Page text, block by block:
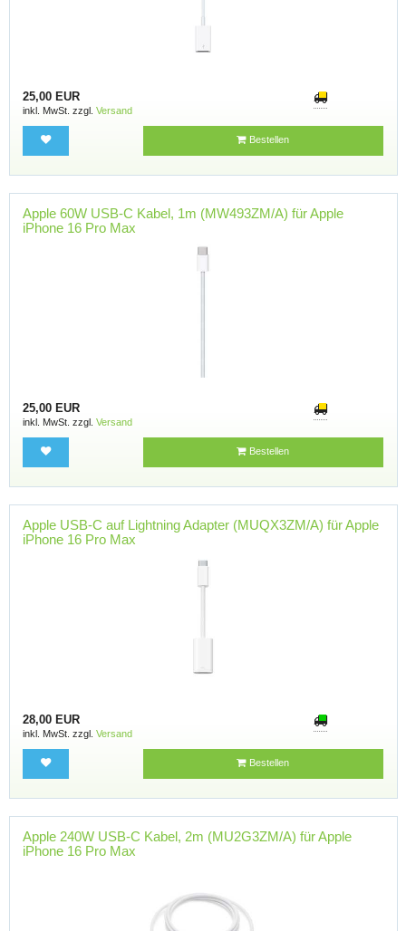
25,00 EUR
inkl. MwSt. zzgl. Versand
Bestellen
Apple 60W USB-C Kabel, 1m (MW493ZM/A) für Apple
iPhone 16 Pro Max
25,00 EUR
inkl. MwSt. zzgl. Versand
Bestellen
Apple USB-C auf Lightning Adapter (MUQX3ZM/A) für Apple
iPhone 16 Pro Max
28,00 EUR
inkl. MwSt. zzgl. Versand
Bestellen
Apple 240W USB-C Kabel, 2m (MU2G3ZM/A) für Apple
iPhone 16 Pro Max